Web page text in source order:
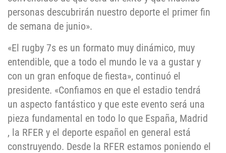
personas descubrirán nuestro deporte el primer fin
de semana de junio».
«El rugby 7s es un formato muy dinámico, muy
entendible, que a todo el mundo le va a gustar y
con un gran enfoque de fiesta», continuó el
presidente. «Confiamos en que el estadio tendrá
un aspecto fantástico y que este evento será una
pieza fundamental en todo lo que España, Madrid
, la RFER y el deporte español en general está
construyendo. Desde la RFER estamos poniendo el